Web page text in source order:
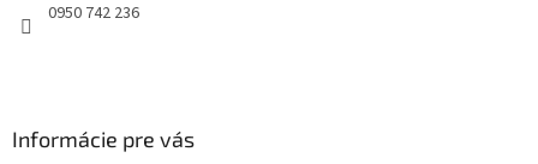
0950 742 236
Informácie pre vás